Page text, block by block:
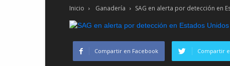
Inicio Ganadería SAG en alerta por detección en
Compartir en Facebook Compartir